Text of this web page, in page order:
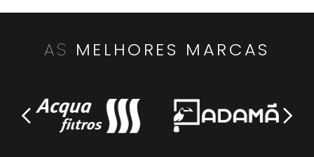
AS MELHORES MARCAS